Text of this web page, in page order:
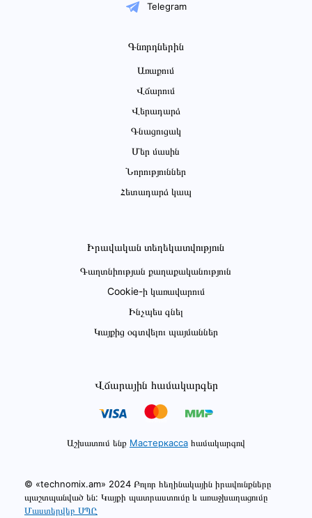
Telegram
Գնորդներին
Առաքում
Վճարում
Վերադարձ
Գնացուցակ
Մեր մասին
Նորություններ
Հետադարձ կապ
Իրավական տեղեկատվություն
Գաղտնիության քաղաքականություն
Cookie-ի կառավարում
Ինչպես գնել
Կայքից օգտվելու պայմաններ
Վճարային համակարգեր
Աշխատում ենք Мастеркасса համակարգով
© «technomix.am» 2024 Բոլոր հեղինակային իրավունքները
պաշտպանված են: Կայքի պատրաստումը և առաջխաղացումը
Մաստերվեբ ՍՊԸ